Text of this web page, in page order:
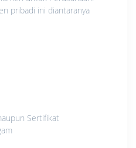
pribadi ini diantaranya
Sertifikat